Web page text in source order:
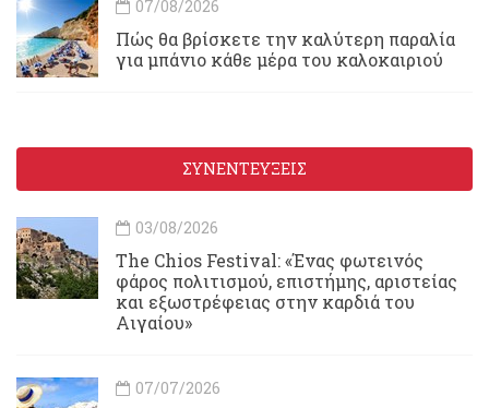
07/08/2026
Πώς θα βρίσκετε την καλύτερη παραλία
για μπάνιο κάθε μέρα του καλοκαιριού
ΣΥΝΕΝΤΕΥΞΕΙΣ
03/08/2026
Τhe Chios Festival: «Ένας φωτεινός
φάρος πολιτισμού, επιστήμης, αριστείας
και εξωστρέφειας στην καρδιά του
Αιγαίου»
07/07/2026